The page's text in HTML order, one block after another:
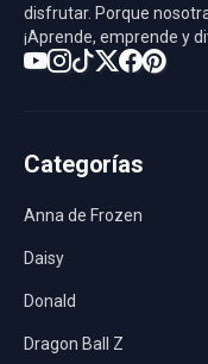
disfrutar. Porque
¡Aprende, emprende y
Categorías
Anna de Frozen
Daisy
Donald
Dragon Ball Z